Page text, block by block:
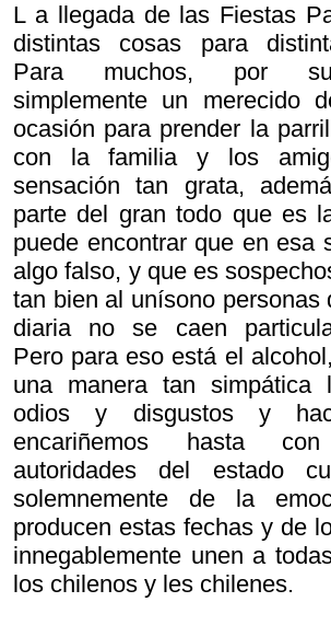
L a llegada de las Fiestas
distintas cosas para
Para muchos, por
simplemente un merecido
ocasión para prender la
con la familia y los
sensación tan grata,
parte del gran todo que es
puede encontrar que en esa
algo falso, y que es
tan bien al unísono personas
diaria no se caen
Pero para eso está el
una manera tan simpática
odios y disgustos y
encariñemos hasta
autoridades del estado
solemnemente de la
producen estas fechas y de
innegablemente unen a
los chilenos y les chilenes.